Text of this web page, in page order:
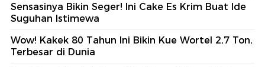
Sensasinya Bikin Seger! Ini Cake Es Krim Buat Ide
Suguhan Istimewa
Wow! Kakek 80 Tahun Ini Bikin Kue Wortel 2,7 Ton,
Terbesar di Dunia